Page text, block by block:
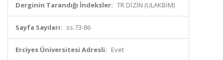
Derginin Tarandığı İndeksler: TR DİZİN (ULAKBİM)
Sayfa Sayıları: ss.73-86
Erciyes Üniversitesi Adresli: Evet